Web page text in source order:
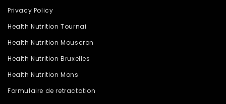
Privacy Policy
Health Nutrition Tournai
Health Nutrition Mouscron
Health Nutrition Bruxelles
Health Nutrition Mons
Formulaire de retractation